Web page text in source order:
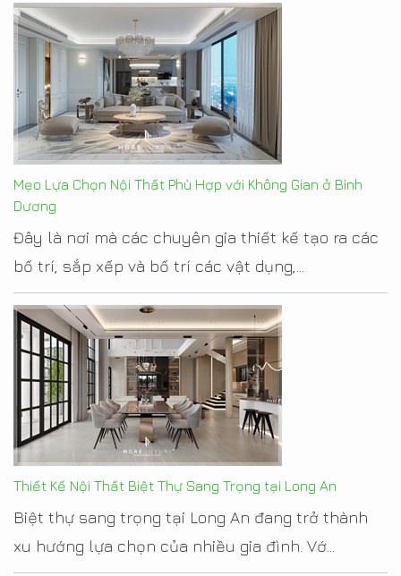
Mẹo Lựa Chọn Nội Thất Phù Hợp với Không Gian ở Bình
Dương
Đây là nơi mà các chuyên gia thiết kế tạo ra các
bố trí, sắp xếp và bố trí các vật dụng,...
Thiết Kế Nội Thất Biệt Thự Sang Trọng tại Long An
Biệt thự sang trọng tại Long An đang trở thành
xu hướng lựa chọn của nhiều gia đình. Vớ...